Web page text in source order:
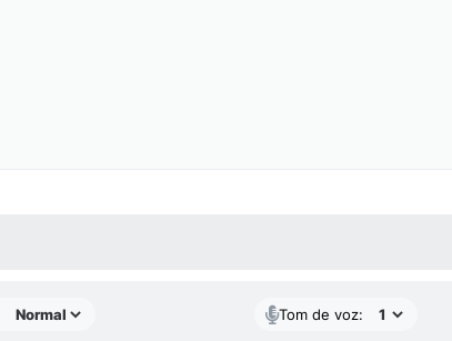
Tom de voz: